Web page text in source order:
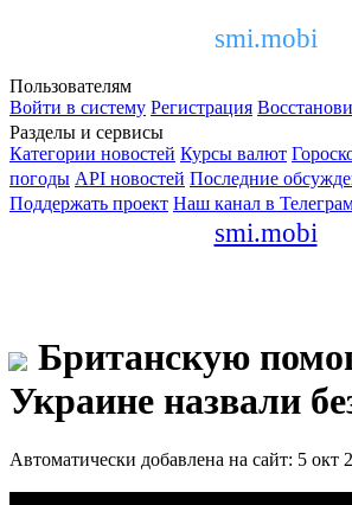
smi.mobi
Пользователям
Войти в систему Регистрация
Разделы и сервисы
Категории новостей Курсы валют
погоды API новостей Последние
Поддержать проект Наш канал в
smi.mobi
Британскую
Украине назвали
Автоматически добавлена на сайт: 5 окт